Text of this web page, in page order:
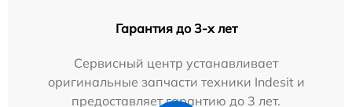
Гарантия до 3-х лет
Сервисный центр устанавливает
оригинальные запчасти техники Indesit и
предоставляет гарантию до 3 лет.